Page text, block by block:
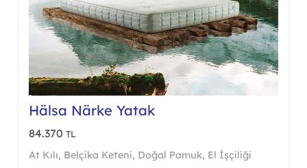
Hälsa Närke Yatak
84.370 TL
At Kılı, Belçika Keteni, Doğal Pamuk, El İşçiliği